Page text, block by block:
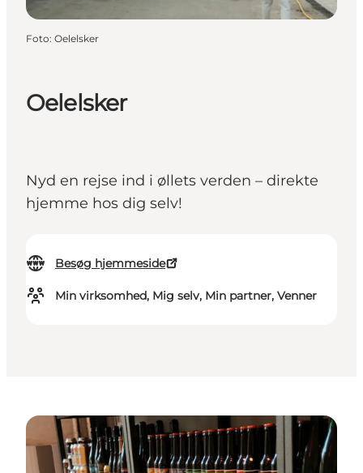
Oelelsker
Nyd en rejse ind i øllets verden – direkte
hjemme hos dig selv!
Besøg hjemmeside
Min virksomhed, Mig selv, Min partner, Venner
Foto: Oelelsker